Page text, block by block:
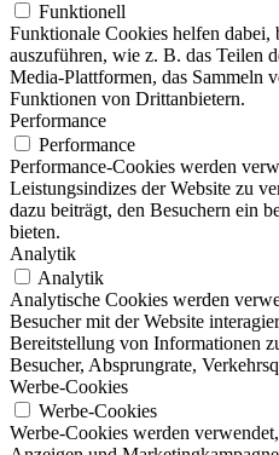
Funktionell
Funktionale Cookies helfen dabei,
auszuführen, wie z. B. das Teilen
Media-Plattformen, das Sammeln
Funktionen von Drittanbietern.
Performance
Performance
Performance-Cookies werden
Leistungsindizes der Website zu
dazu beiträgt, den Besuchern ein
bieten.
Analytik
Analytik
Analytische Cookies werden
Besucher mit der Website
Bereitstellung von Informationen
Besucher, Absprungrate,
Werbe-Cookies
Werbe-Cookies
Werbe-Cookies werden